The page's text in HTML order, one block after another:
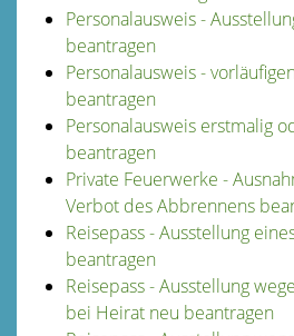
Personalausweis -
beantragen
Personalausweis -
beantragen
Personalausweis erstmalig
beantragen
Private Feuerwerke -
Verbot des Abbrennens
Reisepass - Ausstellung
beantragen
Reisepass - Ausstellung
bei Heirat neu beantragen